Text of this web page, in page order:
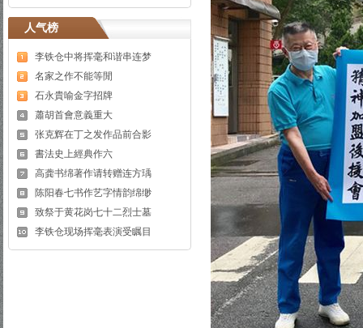
人气榜
李铁仓中将挥毫和谐串连梦
名家之作不能等閒
石永貴喻金字招牌
蕭胡首會意義重大
张克辉在丁之发作品前合影
書法史上經典作六
高龚书绵著作请转赠连方瑀
陈阳春七书作艺字情韵绵缈
致祭于黄花岗七十二烈士墓
李铁仓现场挥毫表演受瞩目